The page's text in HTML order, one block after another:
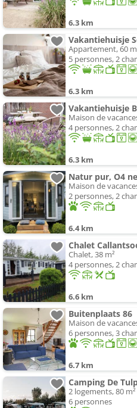
6.3 km
Appartement, 60
5 personnes, 2
6.3 km
Vakantiehuisje
Maison de
4 personnes, 2
6.3 km
Maison de
2 personnes, 2
6.4 km
Chalet
Chalet, 38 m²
4 personnes, 2
6.6 km
Buitenplaats 86
Maison de
6 personnes, 3
6.7 km
2 logements, 80 m²
6 personnes